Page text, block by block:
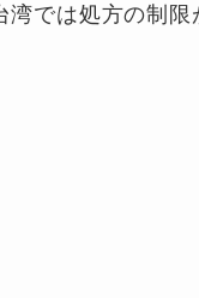
では処方の制限